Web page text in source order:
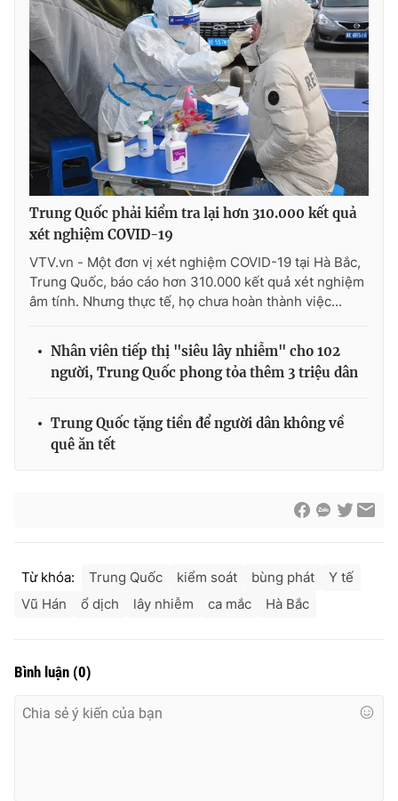
Ðiện thoại Thời báo VTV:024.66 897 897
Email:toasoan@vtv.vn
Liên hệ quảng cáo:
024-7300.7108
® Cấm sao chép dưới mọi hình thức nếu không có sự chấp
thông tin từ website này.
Trung Quốc phải kiểm tra lại hơn 310.000 kết quả
xét nghiệm COVID-19
VTV.vn - Một đơn vị xét nghiệm COVID-19 tại Hà Bắc,
Trung Quốc, báo cáo hơn 310.000 kết quả xét nghiệm
âm tính. Nhưng thực tế, họ chưa hoàn thành việc...
Nhân viên tiếp thị "siêu lây nhiễm" cho 102
người, Trung Quốc phong tỏa thêm 3 triệu dân
Trung Quốc tặng tiền để người dân không về
quê ăn tết
Từ khóa: Trung Quốc kiểm soát bùng phát
Y tế
Vũ Hán
ổ dịch lây nhiễm ca mắc Hà Bắc
Bình luận (0)